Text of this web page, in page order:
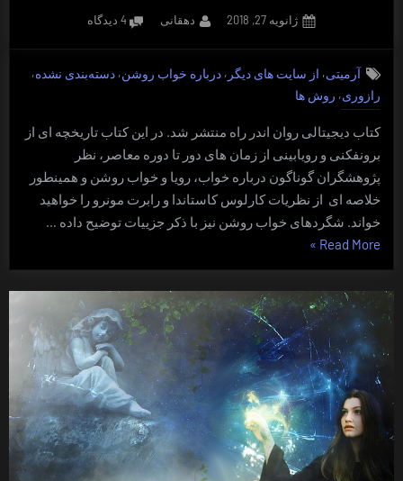
Posted
ژانویه 27, 2018 By
دهقانی 4 دیدگاه
راه
آرمیتی, از سایت های دیگر ,درباره خواب روشن,دسته‌بندی نشده,
رازوری, روش ها
کتاب دیجیتالی روان اندر راه منتشر شد. در این کتاب تاریخچه ای از
برونفکنی و رویابینی از زمان های دور تا دوره معاصر، نظر
پژوهشگران گوناگون درباره خواب، رویا و خواب روشن و همینطور
خلاصه ای از نظریات کارلوس کاستاندا و رابرت مونرو را خواهید
خواند. شگردهای خواب روشن نیز با ذکر جزییات توضیح داده …
Read More “روان
راه”
»